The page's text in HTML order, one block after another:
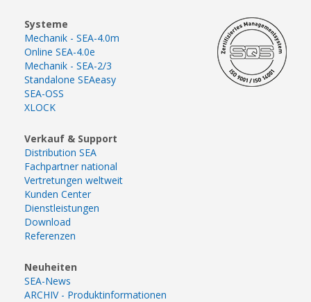
Systeme
Mechanik - SEA-4.0m
Online SEA-4.0e
Mechanik - SEA-2/3
Standalone SEAeasy
SEA-OSS
XLOCK
Verkauf & Support
Distribution SEA
Fachpartner national
Vertretungen weltweit
Kunden Center
Dienstleistungen
Download
Referenzen
Neuheiten
SEA-News
ARCHIV - Produktinformationen